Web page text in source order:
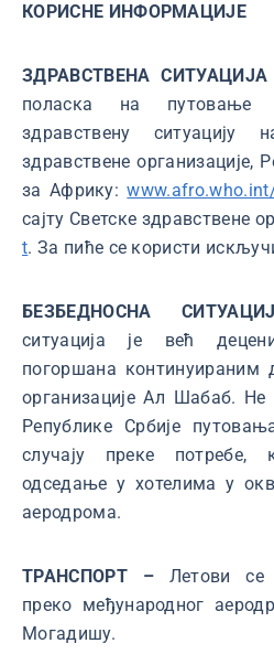
КОРИСНЕ ИНФОРМАЦИЈЕ
ЗДРАВСТВЕНА
поласка на путовање
здравствену ситуацију
здравствене организације,
за Африку:
сајту Светске здравствене
t. За пиће се користи
БЕЗБЕДНОСНА
ситуација је већ
погоршана континуираним
организације Ал Шабаб. Не
Републике Србије
случају преке потребе,
одседање у хотелима у
аеродрома.
ТРАНСПОРТ –Летови се
преко међународног
Могадишу.